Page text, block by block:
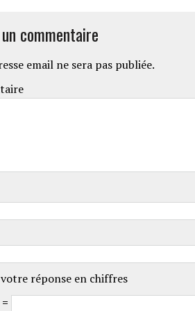
commentaire
email ne sera pas publiée.
votre réponse en chiffres